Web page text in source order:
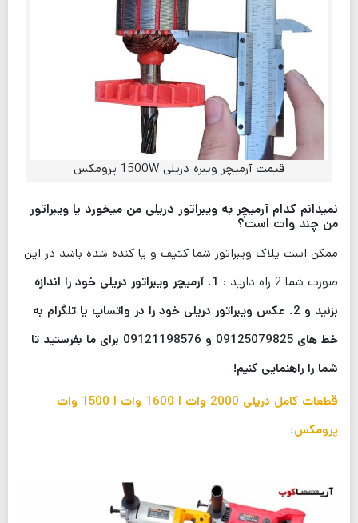
قیمت آرمیچر ویبره دریلی 1500W پرومکس
نمیدانم کدام آرمیچر به ویبراتور دریلی من میخورد یا ویبراتور
من چند وات است؟
ممکن است پلاک ویبراتور شما کثیف و یا کنده شده باشد در این
صورت شما 2 راه دارید :
1. آرمیچر ویبراتور دریلی خود را اندازه
بزنید و 2. عکس ویبراتور دریلی خود را در واتساپ یا تلگرام به
خط های 09125079825 و 09121198576 برای ما بفرستید تا
شما را راهنمایی کنیم!
قطعات کامل دریلی 2000 وات | 1600 وات | 1500 وات
پرومکس: